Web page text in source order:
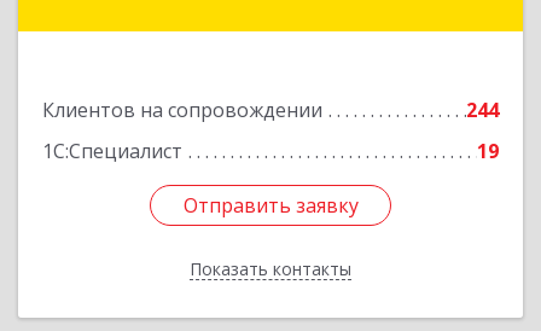
Клиентов на сопровождении
244
1С:Специалист
19
Отправить заявку
Показать контакты
Отправить заявку
Назад